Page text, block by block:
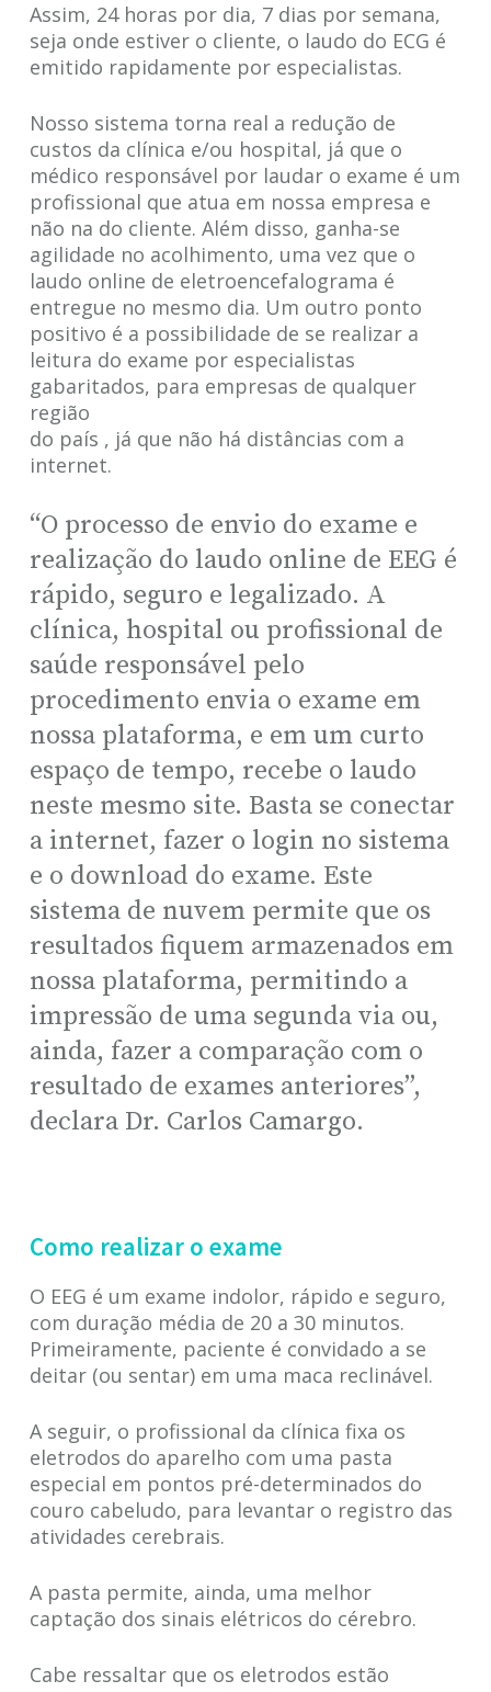
Assim, 24 horas por dia, 7 dias por semana,
seja onde estiver o cliente, o laudo do ECG é
emitido rapidamente por especialistas.
Nosso sistema torna real a redução de
custos da clínica e/ou hospital, já que o
médico responsável por laudar o exame é um
profissional que atua em nossa empresa e
não na do cliente. Além disso, ganha-se
agilidade no acolhimento, uma vez que o
laudo online de eletroencefalograma é
entregue no mesmo dia. Um outro ponto
positivo é a possibilidade de se realizar a
leitura do exame por especialistas
gabaritados, para empresas de qualquer
região
do país , já que não há distâncias com a
internet.
“O processo de envio do exame e
realização do laudo online de EEG é
rápido, seguro e legalizado. A
clínica, hospital ou profissional de
saúde responsável pelo
procedimento envia o exame em
nossa plataforma, e em um curto
espaço de tempo, recebe o laudo
neste mesmo site. Basta se conectar
a internet, fazer o login no sistema
e o download do exame. Este
sistema de nuvem permite que os
resultados fiquem armazenados em
nossa plataforma, permitindo a
impressão de uma segunda via ou,
ainda, fazer a comparação com o
resultado de exames anteriores”,
declara Dr. Carlos Camargo.
Como realizar o exame
O EEG é um exame indolor, rápido e seguro,
com duração média de 20 a 30 minutos.
Primeiramente, paciente é convidado a se
deitar (ou sentar) em uma maca reclinável.
A seguir, o profissional da clínica fixa os
eletrodos do aparelho com uma pasta
especial em pontos pré-determinados do
couro cabeludo, para levantar o registro das
atividades cerebrais.
A pasta permite, ainda, uma melhor
captação dos sinais elétricos do cérebro.
Cabe ressaltar que os eletrodos estão